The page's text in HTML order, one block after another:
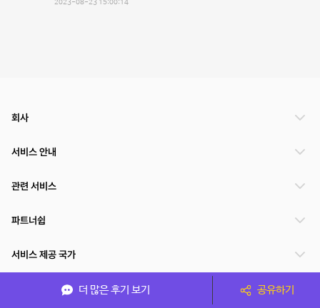
2023-08-23 15:00:14
더 많은 후기 보기 공유하기
회사
서비스 안내
관련 서비스
파트너쉽
서비스 제공 국가